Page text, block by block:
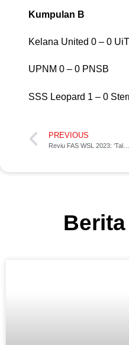
Kumpulan B
Kelana United 0 – 0
UPNM 0 – 0 PNSB
SSS Leopard 1 – 0
PREVIOUS
Berita